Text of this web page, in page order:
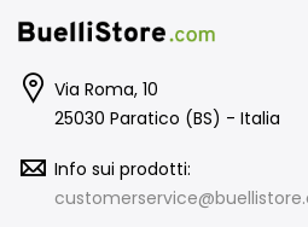
Via Roma, 10
25030 Paratico (BS) - Italia
Info sui prodotti: